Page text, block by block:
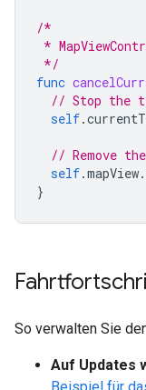
/*
*
*/
func
// Stop the
self.
// Remove
self.mapView.
}
So verwalten Sie
Auf Updates